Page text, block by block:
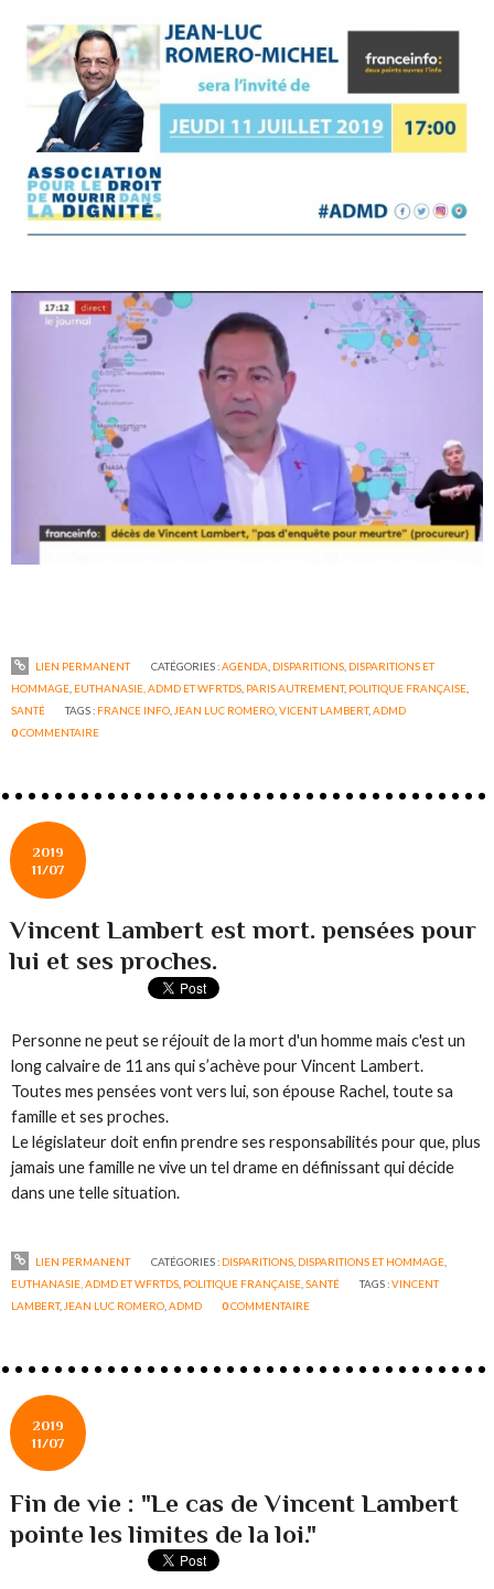
LIEN PERMANENT CATÉGORIES :AGENDA, DISPARITIONS, DISPARITIONS ET
HOMMAGE, EUTHANASIE, ADMD ET WFRTDS, PARIS AUTREMENT, POLITIQUE FRANÇAISE,
SANTÉ
TAGS : FRANCE INFO,JEAN LUC ROMERO,VICENT LAMBERT,ADMD
0COMMENTAIRE
2019
11/07
Vincent Lambert est mort. pensées pour
lui et ses proches.
Personne ne peut se réjouit de la mort d'un homme mais c'est un
long calvaire de 11 ans qui s’achève pour Vincent Lambert.
Toutes mes pensées vont vers lui, son épouse Rachel, toute sa
famille et ses proches.
Le législateur doit enfin prendre ses responsabilités pour que, plus
jamais une famille ne vive un tel drame en définissant qui décide
dans une telle situation.
LIEN PERMANENT CATÉGORIES : DISPARITIONS, DISPARITIONS ET HOMMAGE,
EUTHANASIE, ADMD ET WFRTDS POLITIQUE FRANÇAISE ,SANTÉ TAGS :VINCENT
LAMBERT, JEAN LUC ROMERO ,ADMD 0COMMENTAIRE
2019
11/07
Fin de vie : "Le cas de Vincent Lambert
pointe les limites de la loi."